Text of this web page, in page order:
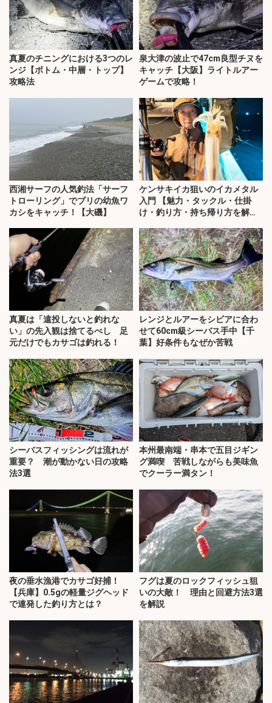
真夏のチニングにおける3つのレ
ンジ【ボトム・中層・トップ】
攻略法
泉大津の波止で47cm良型チヌを
キャッチ【大阪】ライトルアー
ゲームで攻略！
西湘サーフの人気釣法「サーフ
トローリング」でブリの幼魚ワ
カシをキャッチ！【大磯】
ケンサキイカ狙いのイカメタル
入門 【魅力・タックル・仕掛
け・釣り方・持ち帰り方を解
真夏は「遠投しないと釣れな
い」の先入観は捨てるべし 足
元だけでもカサゴは釣れる！
レンジとルアーをシビアに合わ
せて60cm級シーバス手中【千
葉】好条件もなぜか苦戦
シーバスフィッシングは流れが
重要？ 潮が動かない日の攻略
法3選
本州最南端・串本で五目ジギン
グ満喫 苦戦しながらも美味魚
でクーラー満タン！
夜の垂水漁港でカサゴ好捕！
【兵庫】0.5gの軽量ジグヘッド
で連発した釣り方とは？
フグは夏のロックフィッシュ狙
いの大敵！ 理由と回避方法3選
を解説